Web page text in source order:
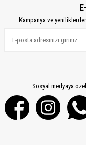
Kampanya ve
Sosyal medyaya